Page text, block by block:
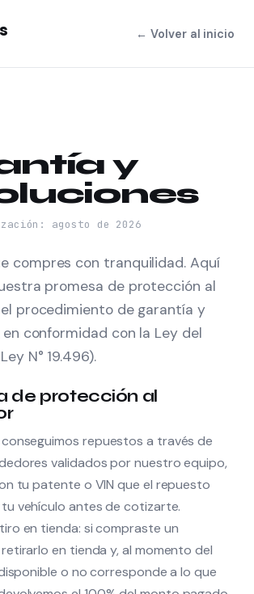
← Volver al inicio
y
agosto de 2026
compres con tranquilidad. Aquí
promesa de protección al
procedimiento de garantía y
en conformidad con la Ley del
N° 19.496).
de protección al
repuestos a través de
validados por nuestro equipo,
tu patente o VIN que el repuesto
vehículo antes de cotizarte.
en tienda: si compraste un
en tienda y, al momento del
o no corresponde a lo que